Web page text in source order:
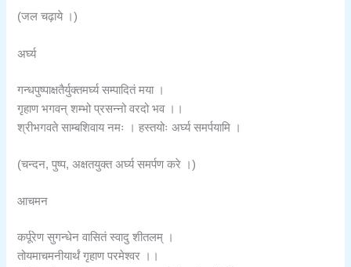
(जल चढ़ाये ।)
अर्घ्य
गन्धपुष्पाक्षतैर्युक्तमर्घ्य सम्पादितं मया ।
गृहाण भगवन् शम्भो प्रसन्नो वरदो भव ।।
श्रीभगवते साम्बशिवाय नमः । हस्तयोः अर्घ्य समर्पयामि ।
(चन्दन, पुष्प, अक्षतयुक्त अर्घ्य समर्पण करे ।)
आचमन
कर्पूरेण सुगन्धेन वासितं स्वादु शीतलम् ।
तोयमाचमनीयार्थं गृहाण परमेश्वर ।।